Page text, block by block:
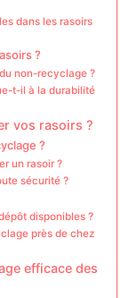
dans les rasoirs
?
non-recyclage ?
t-il à la durabilité
vos rasoirs ?
?
un rasoir ?
sécurité ?
disponibles ?
près de chez
efficace des